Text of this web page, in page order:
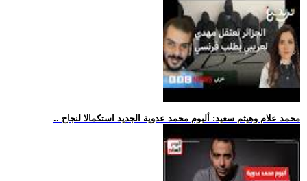
.. محمد علام وهيثم سعيد: ألبوم محمد عدوية الجديد استكمالا لنجاح